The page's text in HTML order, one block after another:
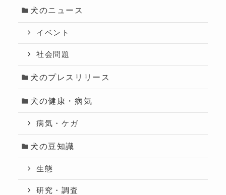
犬のニュース
イベント
社会問題
犬のプレスリリース
犬の健康・病気
病気・ケガ
犬の豆知識
生態
研究・調査